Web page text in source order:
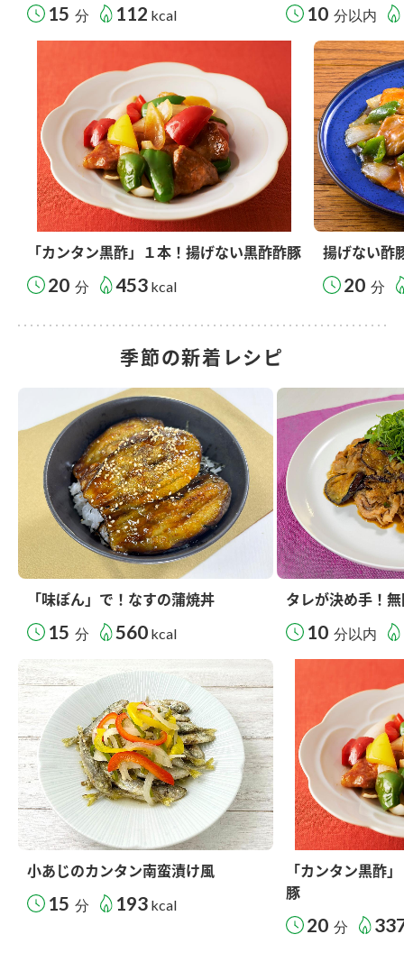
15 分 112 kcal 10 分以内
「カンタン黒酢」１本！揚げない黒酢酢豚
20 分 453 kcal
揚げない酢
20 分
季節の新着レシピ
「味ぽん」で！なすの蒲焼丼
15 分 560 kcal
タレが決め手！
10 分以内
小あじのカンタン南蛮漬け風
15 分 193 kcal
「カンタン黒酢
豚
20 分